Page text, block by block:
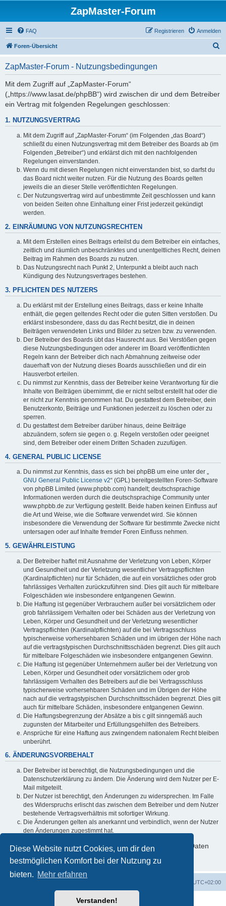
Diese Website nutzt Cookies, um dir den
bestmöglichen Komfort bei der Nutzung zu
bieten. Mehr erfahren
Verstanden!
ZapMaster-Forum
FAQ Anmelden
Registrieren
Foren-Übersicht
ZapMaster-Forum - Nutzungsbedingungen
Mit dem Zugriff auf „ZapMaster-Forum“
(„https://www.lasat.de/phpBB“) wird zwischen dir und dem Betreiber
ein Vertrag mit folgenden Regelungen geschlossen:
1. NUTZUNGSVERTRAG
Mit dem Zugriff auf „ZapMaster-Forum“ (im Folgenden „das Board“)
schließt du einen Nutzungsvertrag mit dem Betreiber des Boards ab (im
Folgenden „Betreiber“) und erklärst dich mit den nachfolgenden
Regelungen einverstanden.
Wenn du mit diesen Regelungen nicht einverstanden bist, so darfst du
das Board nicht weiter nutzen. Für die Nutzung des Boards gelten
jeweils die an dieser Stelle veröffentlichten Regelungen.
Der Nutzungsvertrag wird auf unbestimmte Zeit geschlossen und kann
von beiden Seiten ohne Einhaltung einer Frist jederzeit gekündigt
werden.
2. EINRÄUMUNG VON NUTZUNGSRECHTEN
Mit dem Erstellen eines Beitrags erteilst du dem Betreiber ein einfaches,
zeitlich und räumlich unbeschränktes und unentgeltliches Recht, deinen
Beitrag im Rahmen des Boards zu nutzen.
Das Nutzungsrecht nach Punkt 2, Unterpunkt a bleibt auch nach
Kündigung des Nutzungsvertrages bestehen.
3. PFLICHTEN DES NUTZERS
Du erklärst mit der Erstellung eines Beitrags, dass er keine Inhalte
enthält, die gegen geltendes Recht oder die guten Sitten verstoßen. Du
erklärst insbesondere, dass du das Recht besitzt, die in deinen
Beiträgen verwendeten Links und Bilder zu setzen bzw. zu verwenden.
Der Betreiber des Boards übt das Hausrecht aus. Bei Verstößen gegen
diese Nutzungsbedingungen oder anderer im Board veröffentlichten
Regeln kann der Betreiber dich nach Abmahnung zeitweise oder
dauerhaft von der Nutzung dieses Boards ausschließen und dir ein
Hausverbot erteilen.
Du nimmst zur Kenntnis, dass der Betreiber keine Verantwortung für die
Inhalte von Beiträgen übernimmt, die er nicht selbst erstellt hat oder die
er nicht zur Kenntnis genommen hat. Du gestattest dem Betreiber, dein
Benutzerkonto, Beiträge und Funktionen jederzeit zu löschen oder zu
sperren.
Du gestattest dem Betreiber darüber hinaus, deine Beiträge
abzuändern, sofern sie gegen o. g. Regeln verstoßen oder geeignet
sind, dem Betreiber oder einem Dritten Schaden zuzufügen.
4. GENERAL PUBLIC LICENSE
Du nimmst zur Kenntnis, dass es sich bei phpBB um eine unter der „
GNU General Public License v2“ (GPL) bereitgestellten Foren-Software
von phpBB Limited (www.phpbb.com) handelt; deutschsprachige
Informationen werden durch die deutschsprachige Community unter
www.phpbb.de zur Verfügung gestellt. Beide haben keinen Einfluss auf
die Art und Weise, wie die Software verwendet wird. Sie können
insbesondere die Verwendung der Software für bestimmte Zwecke nicht
untersagen oder auf Inhalte fremder Foren Einfluss nehmen.
5. GEWÄHRLEISTUNG
Der Betreiber haftet mit Ausnahme der Verletzung von Leben, Körper
und Gesundheit und der Verletzung wesentlicher Vertragspflichten
(Kardinalpflichten) nur für Schäden, die auf ein vorsätzliches oder grob
fahrlässiges Verhalten zurückzuführen sind. Dies gilt auch für mittelbare
Folgeschäden wie insbesondere entgangenen Gewinn.
Die Haftung ist gegenüber Verbrauchern außer bei vorsätzlichem oder
grob fahrlässigem Verhalten oder bei Schäden aus der Verletzung von
Leben, Körper und Gesundheit und der Verletzung wesentlicher
Vertragspflichten (Kardinalpflichten) auf die bei Vertragsschluss
typischerweise vorhersehbaren Schäden und im übrigen der Höhe nach
auf die vertragstypischen Durchschnittsschäden begrenzt. Dies gilt auch
für mittelbare Folgeschäden wie insbesondere entgangenen Gewinn.
Die Haftung ist gegenüber Unternehmern außer bei der Verletzung von
Leben, Körper und Gesundheit oder vorsätzlichem oder grob
fahrlässigem Verhalten des Betreibers auf die bei Vertragsschluss
typischerweise vorhersehbaren Schäden und im Übrigen der Höhe
nach auf die vertragstypischen Durchschnittsschäden begrenzt. Dies gilt
auch für mittelbare Schäden, insbesondere entgangenen Gewinn.
Die Haftungsbegrenzung der Absätze a bis c gilt sinngemäß auch
zugunsten der Mitarbeiter und Erfüllungsgehilfen des Betreibers.
Ansprüche für eine Haftung aus zwingendem nationalem Recht bleiben
unberührt.
6. ÄNDERUNGSVORBEHALT
Der Betreiber ist berechtigt, die Nutzungsbedingungen und die
Datenschutzerklärung zu ändern. Die Änderung wird dem Nutzer per E-
Mail mitgeteilt.
Der Nutzer ist berechtigt, den Änderungen zu widersprechen. Im Falle
des Widerspruchs erlischt das zwischen dem Betreiber und dem Nutzer
bestehende Vertragsverhältnis mit sofortiger Wirkung.
Die Änderungen gelten als anerkannt und verbindlich, wenn der Nutzer
den Änderungen zugestimmt hat.
Informationen über den Umgang mit deinen persönlichen Daten
sind in der Datenschutzerklärung enthalten.
UTC+02:00
Powered byphpBB® Forum Software © phpBB Limited